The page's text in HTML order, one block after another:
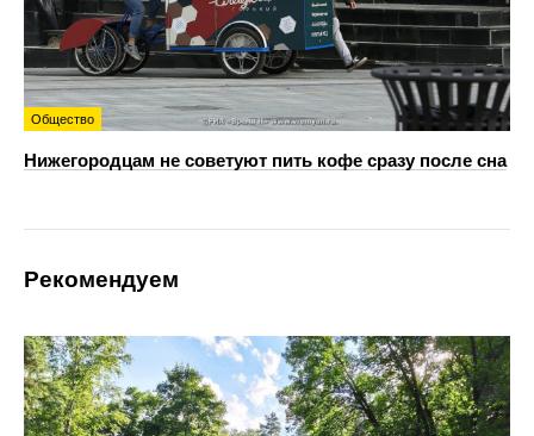
Общество
Нижегородцам не советуют пить кофе сразу после сна
Рекомендуем